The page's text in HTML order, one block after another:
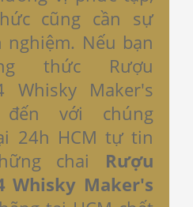
cũng cần sự
Nếu bạn
thức Rượu
Whisky Maker's
đến với chúng
24h HCM tự tin
chai Rượu
Whisky Maker's